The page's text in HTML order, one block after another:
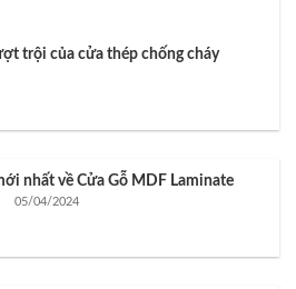
trội của cửa thép chống cháy
nhất về Cửa Gỗ MDF Laminate
05/04/2024